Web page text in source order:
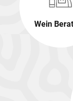
Wein